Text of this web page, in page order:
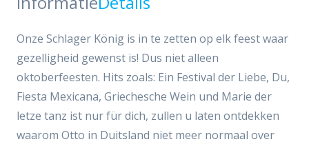
Onze Schlager König is in te zetten op elk feest waar
gezelligheid gewenst is! Dus niet alleen
oktoberfeesten. Hits zoals: Ein Festival der Liebe, Du,
Fiesta Mexicana, Griechesche Wein und Marie der
letze tanz ist nur für dich, zullen u laten ontdekken
waarom Otto in Duitsland niet meer normaal over